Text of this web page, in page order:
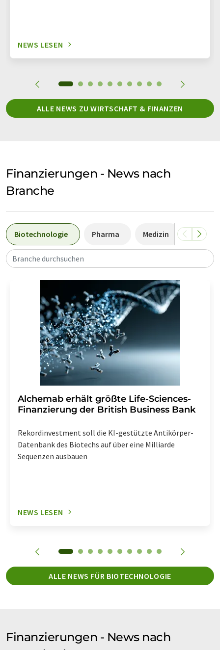
NEWS LESEN
ALLE NEWS ZU WIRTSCHAFT & FINANZEN
Finanzierungen - News nach
Branche
Biotechnologie Pharma Medizin Chemie
Branche durchsuchen
Alchemab erhält größte Life-Sciences-
Finanzierung der British Business Bank
Rekordinvestment soll die KI-gestützte Antikörper-
Datenbank des Biotechs auf über eine Milliarde
Sequenzen ausbauen
NEWS LESEN
ALLE NEWS FÜR BIOTECHNOLOGIE
Finanzierungen - News nach